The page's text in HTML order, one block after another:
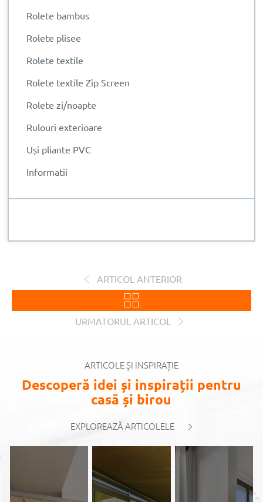
Rolete bambus
Rolete plisee
Rolete textile
Rolete textile Zip Screen
Rolete zi/noapte
Rulouri exterioare
Uși pliante PVC
Informatii
ARTICOL ANTERIOR
URMATORUL ARTICOL
ARTICOLE ȘI INSPIRAȚIE
Descoperă idei și inspirații pentru
casă și birou
EXPLOREAZĂ ARTICOLELE